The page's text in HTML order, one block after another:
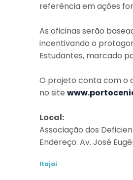
referência em ações
As oficinas serão
incentivando o
Estudantes, marcado
O projeto conta com o
no site
Local:
Associação dos
Endereço: Av. José
Itajaí